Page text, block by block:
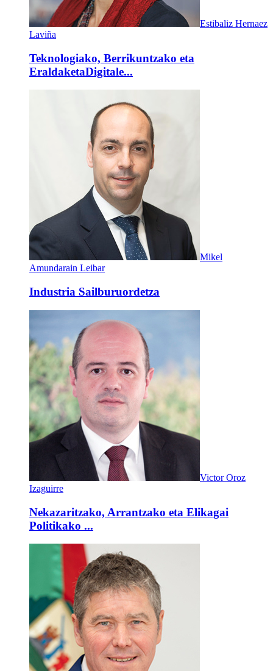
Estibaliz Hernaez
Laviña
Teknologiako, Berrikuntzako eta
EraldaketaDigitale...
Mikel
Amundarain Leibar
Industria Sailburuordetza
Victor Oroz
Izaguirre
Nekazaritzako, Arrantzako eta Elikagai
Politikako ...